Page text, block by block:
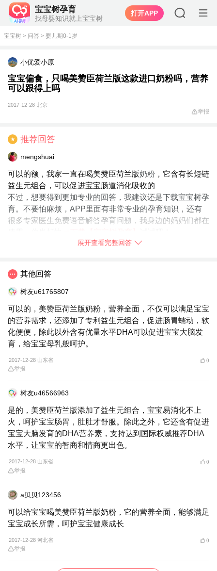
宝宝树孕育
找母婴知识就上宝宝树
打开APP
宝宝树 > 问答 > 婴儿期0-1岁
小优爱小原
宝宝偏食，只喝美赞臣荷兰版这款进口奶粉吗，营养
可以跟得上吗
2017-12-28 北京
举报
★ 推荐回答
mengshuai
可以的额，我家一直在喝美赞臣荷兰版奶粉 ，它含有长短链
益生元组合，可以促进宝宝肠道消化吸收的
不过，想要得到更加专业的回答，我建议还是下载宝宝树孕
育。不要怕麻烦，APP里面有非常专业的孕育知识，还有
很多专家医生免费语音解答孕育问题，我身边的妈妈们都在
展开查看完整回答
其他回答
树友u61765807
可以的，美赞臣荷兰版奶粉，营养全面，不仅可以满足宝宝
的营养需求，还添加了专利益生元组合，促进肠胃蠕动，软
化便便，除此以外含有优量水平DHA可以促进宝宝大脑发
育，给宝宝母乳般呵护。
2017-12-28 山东省 0
举报
树友u46566963
是的，美赞臣荷兰版添加了益生元组合，宝宝易消化不上
火，呵护宝宝肠胃，肚肚才舒服。除此之外，它还含有促进
宝宝大脑发育的DHA营养素，支持达到国际权威推荐DHA
水平，让宝宝的智商和情商更出色。
2017-12-28 山东省 0
举报
a贝贝123456
可以给宝宝喝美赞臣荷兰版奶粉，它的营养全面，能够满足
宝宝成长所需，呵护宝宝健康成长
2017-12-28 河北省 0
举报